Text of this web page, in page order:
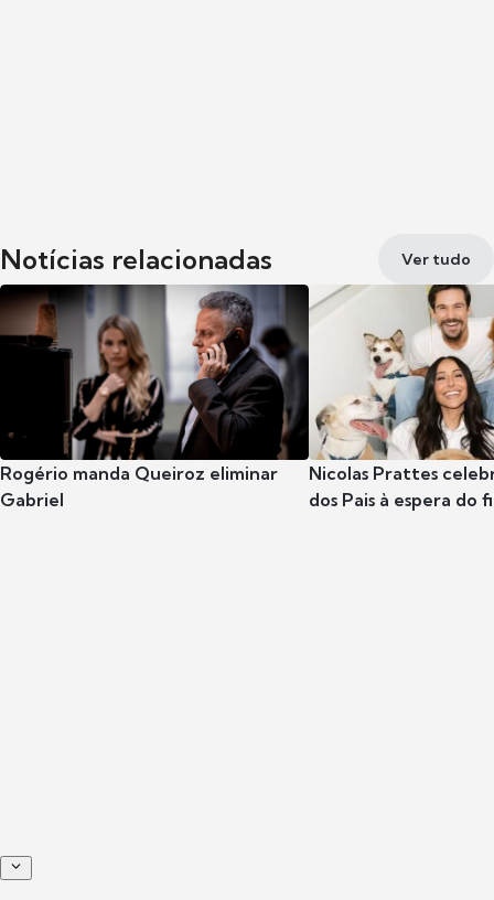
Notícias relacionadas Ver tudo
Rogério manda Queiroz eliminar
Gabriel
Nicolas Prattes
dos Pais à espera do